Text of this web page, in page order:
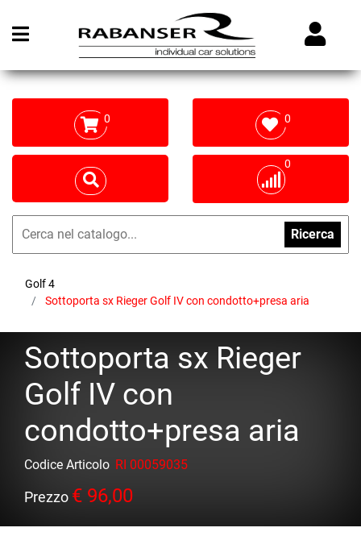
Open menu
0 0
0
Ricerca
Golf 4
Sottoporta sx Rieger Golf IV con condotto+presa aria
Sottoporta sx Rieger
Golf IV con
condotto+presa aria
Codice Articolo RI 00059035
Prezzo € 96,00